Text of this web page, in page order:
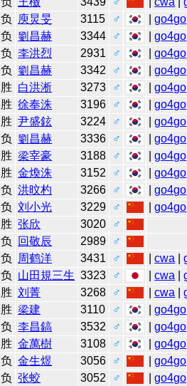
负 庾炅旻 3115 ♂ |go4go
负 劉昌赫 3344 ♂ |go4go
负 李洪烈 2931 ♂ |go4go
负 劉昌赫 3342 ♂ |go4go
胜 白洪淅 3273 ♂ |go4go
胜 徐奉洙 3196 ♂ |go4go
胜 尹盛鉉 3224 ♂ |go4go
负 劉昌赫 3336 ♂ |go4go
胜 梁宰豪 3188 ♂ |go4go
胜 金煥洙 3152 ♂ |go4go
负 洪旼杓 3266 ♂ |go4go
负 刘小光 3229 ♂ |go4go
胜 张欣 3020
♂
负 回敬辰 2989
♂
负 周鹤洋 3431 ♂ |cwa |
负 山田規三生 3323 ♂ |cwa |
胜 刘菁 3268 ♂ |cwa |
胜 梁建 3110 ♂ |go4go
负 李昌鎬 3532 ♂ |go4go
胜 金萬樹 3108 ♂ |go4go
负 金生煜 3056 ♂ |go4go
负 张蛟 3052 ♂ |go4go